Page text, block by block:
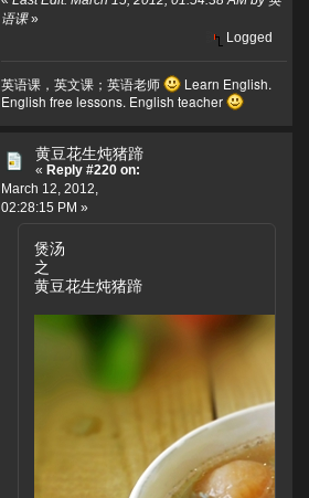
语课»
Logged
英语课，英文课；英语老师
Learn English.
English free lessons. English teacher
黄豆花生炖猪蹄
« Reply #220 on:
March 12, 2012,
02:28:15 PM »
煲汤
之
黄豆花生炖猪蹄